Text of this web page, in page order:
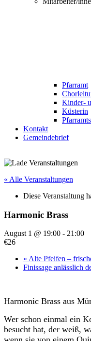
Pfarramt
Kinder-
Küsterin
Kontakt
Gemeindebrief
« Alle Veranstaltungen
Diese Veranstaltung
Harmonic Brass
August 1 @ 19:00 - 21:00
€26
« Alte Pfeifen –
Finissage anlässlich
Harmonic Brass aus
Wer schon einmal ein
besucht hat, der weiß,